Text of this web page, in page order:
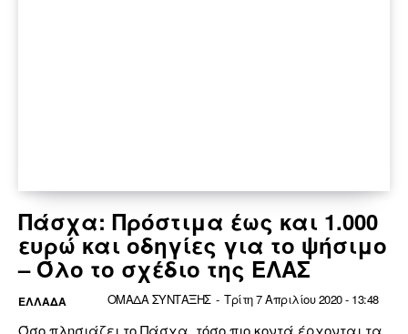
Πάσχα: Πρόστιμα έως και 1.000
ευρώ και οδηγίες για το ψήσιμο
– Όλο το σχέδιο της ΕΛΑΣ
ΕΛΛΆΔΑ ΟΜΑΔΑ ΣΥΝΤΑΞΗΣ - Τρίτη 7 Απριλίου 2020 - 13:48
Όσο πλησιάζει το Πάσχα, τόσο πιο κοντά έρχονται τα